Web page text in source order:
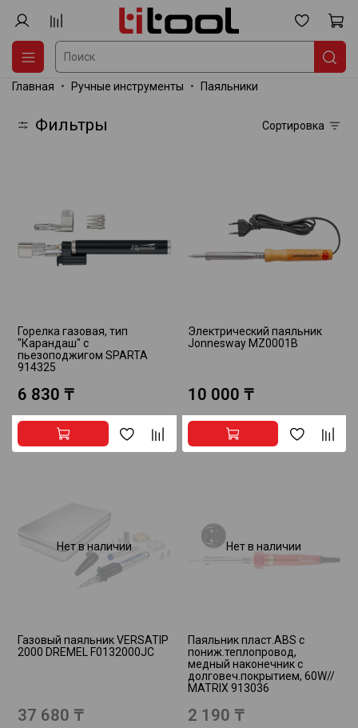
Главная Ручные инструменты Паяльники
Фильтры Сортировка
Горелка газовая, тип
"Карандаш" c
пьезоподжигом SPARTA
914325
6 830 ₸
Электрический паяльник
Jonnesway MZ0001B
10 000 ₸
Нет в наличии
Газовый паяльник VERSATIP
2000 DREMEL F0132000JC
37 680 ₸
Нет в наличии
Паяльник пласт.ABS с
пониж.теплопровод,
медный наконечник с
долговеч.покрытием, 60W//
MATRIX 913036
2 190 ₸